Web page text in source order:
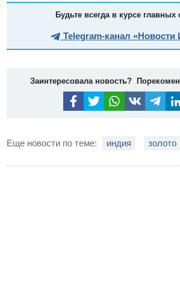
Будьте всегда в курсе главных
Telegram-канал «Новости
Заинтересовала новость?
Еще новости по теме: индия золото